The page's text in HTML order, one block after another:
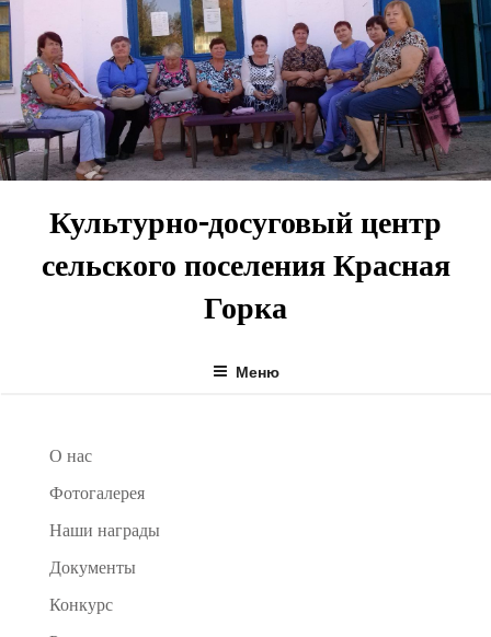
Перейти
к
содержимому
Культурно-досуговый центр
сельского поселения Красная
Горка
Меню
О нас
Фотогалерея
Наши награды
Документы
Конкурс